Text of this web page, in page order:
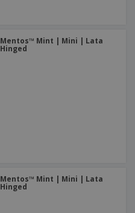
Mentos™ Mint | Mini | Lata
Hinged
Mentos™ Mint | Mini | Lata
Hinged